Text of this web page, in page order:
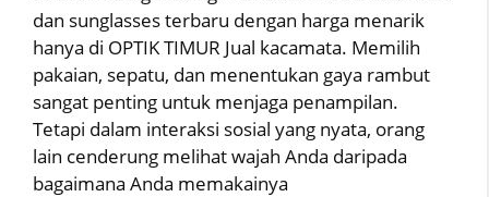
dan sunglasses terbaru dengan harga menarik
hanya di OPTIK TIMUR Jual kacamata. Memilih
pakaian, sepatu, dan menentukan gaya rambut
sangat penting untuk menjaga penampilan.
Tetapi dalam interaksi sosial yang nyata, orang
lain cenderung melihat wajah Anda daripada
bagaimana Anda memakainya